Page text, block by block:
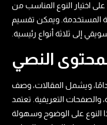
اختيار النوع المناسب من
المستخدمة. ويمكن تقسيم
إلى ثلاثة أنواع رئيسية.
النصي
ويشمل المقالات، وصف
والصفحات التعريفية. تعتمد
النوع على الوضوح وسهولة